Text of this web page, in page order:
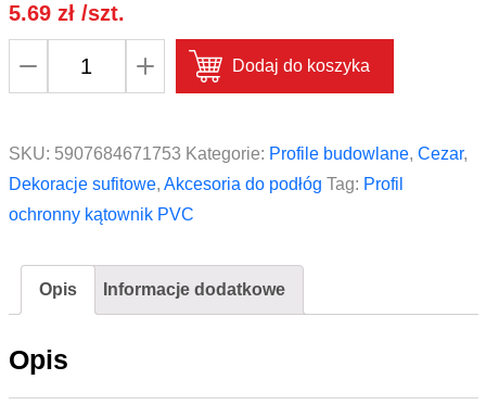
5.69 zł/szt.
kątownik
PVC
CEZAR
2,75m
Beżowy
Dodaj do koszyka
SKU: 5907684671753 Kategorie: Profile budowlane, Cezar,
Dekoracje sufitowe, Akcesoria do podłóg Tag: Profil
ochronny kątownik PVC
Opis Informacje dodatkowe
Opis